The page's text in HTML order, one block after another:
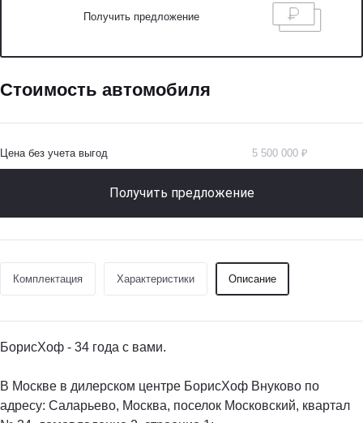
Получить предложение
Стоимость автомобиля
Цена без учета выгод 5 500 000 ₽
Получить предложение
Комплектация Характеристики Описание
БорисХоф - 34 года с вами.
В Москве в дилерском центре БорисХоф Внуково по
адресу: Саларьево, Москва, поселок Московский, квартал